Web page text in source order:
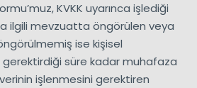
KVKK uyarınca işlediği
ilgili mevzuatta öngörülen veya
ise kişisel
gerektirdiği süre kadar muhafaza
işlenmesini gerektiren